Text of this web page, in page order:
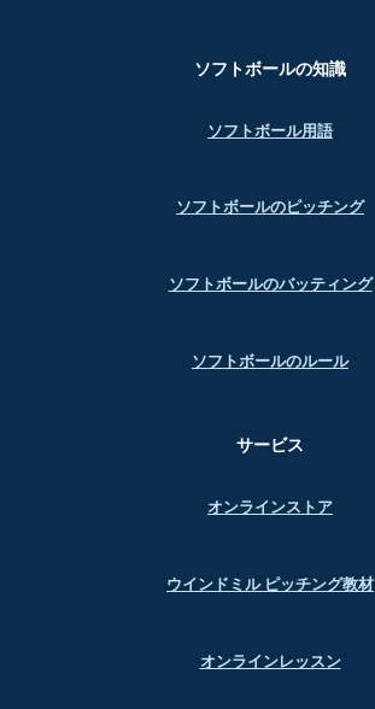
ソフトボールの知識
ソフトボール用語
ソフトボールのピッチング
ソフトボールのバッティング
ソフトボールのルール
サービス
オンラインストア
ウインドミル ピッチング教材
オンラインレッスン